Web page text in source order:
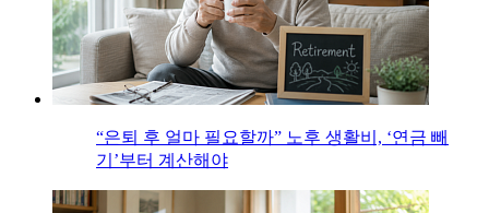
“은퇴 후 얼마 필요할까” 노후 생활비, ‘연금 빼
기’부터 계산해야